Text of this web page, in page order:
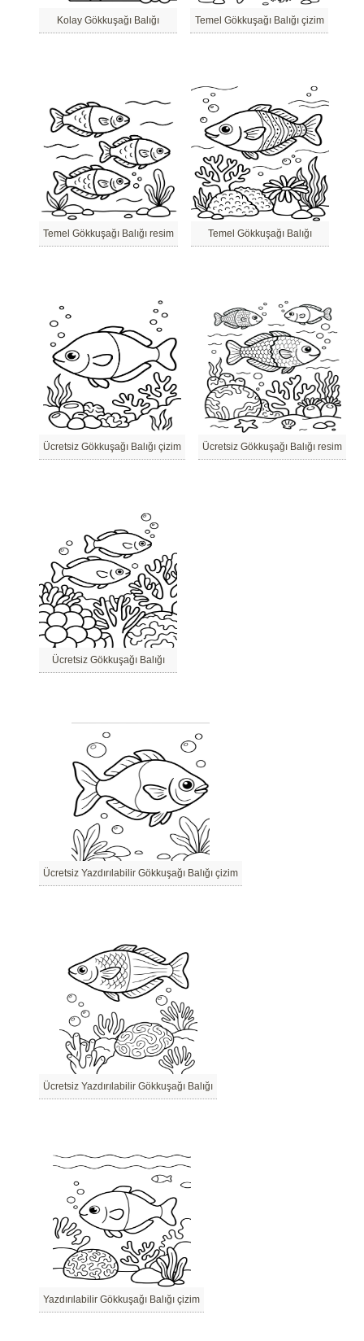
Kolay Gökkuşağı Balığı Temel Gökkuşağı Balığı çizim
Temel Gökkuşağı Balığı resim Temel Gökkuşağı Balığı
Ücretsiz Gökkuşağı Balığı çizim Ücretsiz Gökkuşağı Balığı resim
Ücretsiz Gökkuşağı Balığı
Ücretsiz Yazdırılabilir Gökkuşağı Balığı çizim
Ücretsiz Yazdırılabilir Gökkuşağı Balığı
Yazdırılabilir Gökkuşağı Balığı çizim